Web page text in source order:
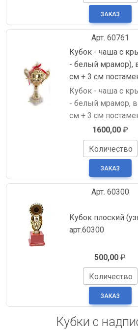
Арт. 60761
Кубок - чаша с
- белый мрамор),
см + 3 см
Кубок - чаша с
- белый мрамор,
см + 3 см
1600,00₽
Количество
Арт. 60300
Кубок плоский
арт.60300
500,00 ₽
Количество
Кубки с